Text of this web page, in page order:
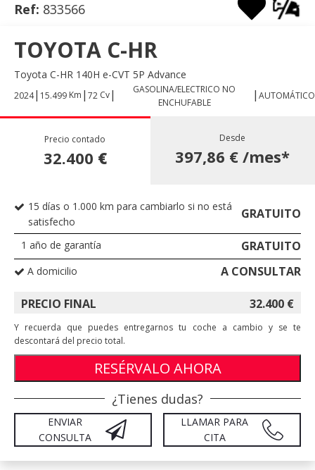
Ref: 833566
TOYOTA C-HR
Toyota C-HR 140H e-CVT 5P Advance
2024| 15.499 Km | 72 Cv|
GASOLINA/ELECTRICO NO
ENCHUFABLE
| AUTOMÁTICO
Precio contado
32.400 €
Desde
397,86 € /mes*
15 días o 1.000 km para cambiarlo si no está
satisfecho
GRATUITO
1 año de garantía GRATUITO
A domicilio A CONSULTAR
PRECIO FINAL 32.400 €
Y recuerda que puedes entregarnos tu coche a cambio y se te
descontará del precio total.
RESÉRVALO AHORA
¿Tienes dudas?
ENVIAR
CONSULTA
LLAMAR PARA
CITA